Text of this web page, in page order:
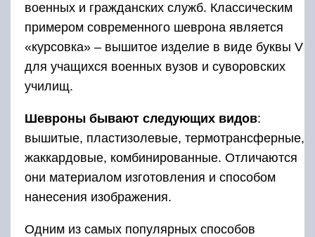
военных и гражданских служб. Классическим
примером современного шеврона является
«курсовка» – вышитое изделие в виде буквы V
для учащихся военных вузов и суворовских
училищ.
Шевроны бывают следующих видов:
вышитые, пластизолевые, термотрансферные,
жаккардовые, комбинированные. Отличаются
они материалом изготовления и способом
нанесения изображения.
Одним из самых популярных способов